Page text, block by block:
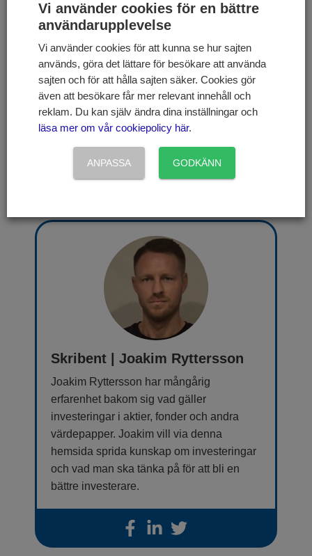
bestäms på årsstämman eller bolagsstämman.
Utdelningen i förhållande till kursen på en aktie kallas
Exempel: Om utdelningen per aktie är 7 kronor och
aktiekursen är 200 kronor så blir direktavkastningen 3,5
%. 7/200 = 3,5. Utdelningen är den som uppges i den
senast kända årsredovisningen och priset är den senaste
speciellt intresserade av utdelningar då jag hellre ser att
Skribent | Joakim Ryttersson
Joakim Ryttersson har mångårig
erfarenhet bakom sig vad gäller
investeringar i aktier, fonder och andra
värdepapper. Joakim vill via denna
hemsida sprida kunskap om investeringar
och vad man ska tänka på för att bli en
bättre investerare.
Vi använder cookies för en bättre
användarupplevelse
Vi använder cookies för att kunna se hur sajten
används, göra det lättare för besökare att använda
sajten och för att hålla sajten säker. Cookies gör
även att besökare får mer relevant innehåll och
reklam. Du kan själv ändra dina inställningar och
läsa mer om vår cookiepolicy här.
ANPASSA GODKÄNN